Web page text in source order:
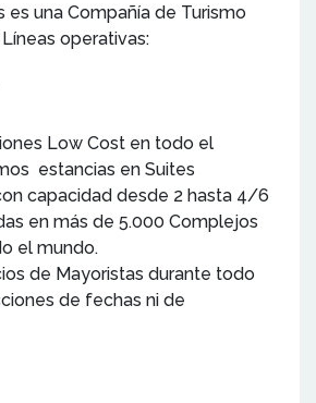
es una Compañía de Turismo
operativas:
Low Cost en todo el
estancias en Suites
capacidad desde 2 hasta 4/6
en más de 5.000 Complejos
el mundo.
de Mayoristas durante todo
de fechas ni de